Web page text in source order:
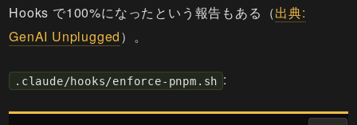
Hooks で100%になったという報告もある（出典:
GenAI Unplugged）。
.claude/hooks/enforce-pnpm.sh :